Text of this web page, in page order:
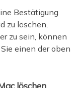
Bestätigung
zu löschen,
zu sein, können
einen der oben
löschen